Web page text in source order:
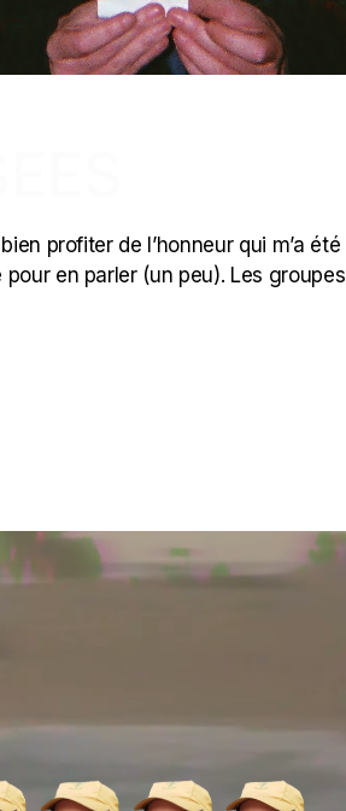
profiter de l’honneur qui m’a été
en parler (un peu). Les groupes